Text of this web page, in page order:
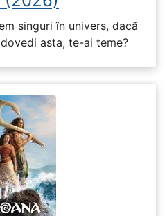
singuri în univers, dacă
asta, te-ai teme?